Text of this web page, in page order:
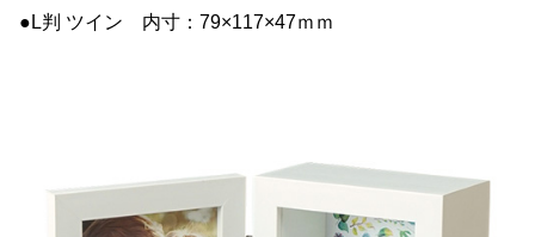
●L判 ツイン 内寸：79×117×47ｍｍ